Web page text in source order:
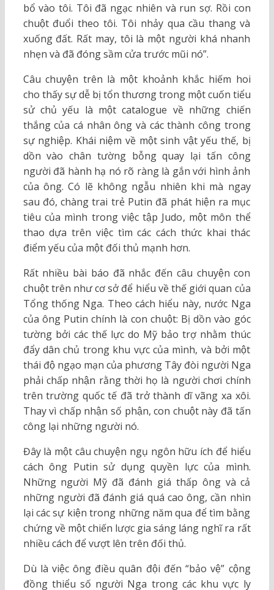
bổ vào tôi. Tôi đã ngạc nhiên và run sợ. Rồi con
chuột đuổi theo tôi. Tôi nhảy qua cầu thang và
xuống đất. Rất may, tôi là một người khá nhanh
nhẹn và đã đóng sầm cửa trước mũi nó”.
Câu chuyện trên là một khoảnh khắc hiếm hoi
cho thấy sự dễ bị tổn thương trong một cuốn tiểu
sử chủ yếu là một catalogue về những chiến
thắng của cá nhân ông và các thành công trong
sự nghiệp. Khái niệm về một sinh vật yếu thế, bị
dồn vào chân tường bỗng quay lại tấn công
người đã hành hạ nó rõ ràng là gắn với hình ảnh
của ông. Có lẽ không ngẫu nhiên khi mà ngay
sau đó, chàng trai trẻ Putin đã phát hiện ra mục
tiêu của mình trong việc tập Judo, một môn thể
thao dựa trên việc tìm các cách thức khai thác
điểm yếu của một đối thủ mạnh hơn.
Rất nhiều bài báo đã nhắc đến câu chuyện con
chuột trên như cơ sở để hiểu về thế giới quan của
Tổng thống Nga. Theo cách hiểu này, nước Nga
của ông Putin chính là con chuột: Bị dồn vào góc
tường bởi các thế lực do Mỹ bảo trợ nhằm thúc
đẩy dân chủ trong khu vực của mình, và bởi một
thái độ ngạo mạn của phương Tây đòi người Nga
phải chấp nhận rằng thời họ là người chơi chính
trên trường quốc tế đã trở thành dĩ vãng xa xôi.
Thay vì chấp nhận số phận, con chuột này đã tấn
công lại những người nó.
Đây là một câu chuyện ngụ ngôn hữu ích để hiểu
cách ông Putin sử dụng quyền lực của mình.
Những người Mỹ đã đánh giá thấp ông và cả
những người đã đánh giá quá cao ông, cần nhìn
lại các sự kiện trong những năm qua để tìm bằng
chứng về một chiến lược gia sáng láng nghĩ ra rất
nhiều cách để vượt lên trên đối thủ.
Dù là việc ông điều quân đội đến “bảo vệ” cộng
đồng thiểu số người Nga trong các khu vực ly